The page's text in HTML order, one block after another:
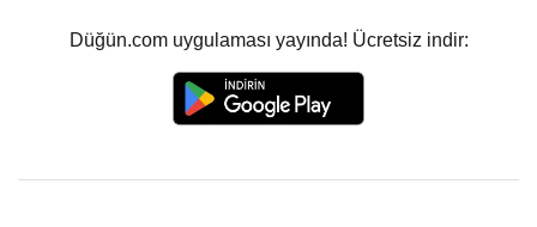
Düğün.com uygulaması yayında! Ücretsiz indir: